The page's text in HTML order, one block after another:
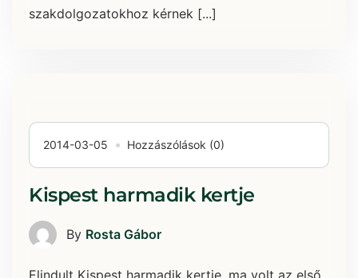
szakdolgozatokhoz kérnek [...]
2014-03-05 Hozzászólások (0)
Kispest harmadik kertje
By Rosta Gábor
Elindult Kispest harmadik kertje, ma volt az első